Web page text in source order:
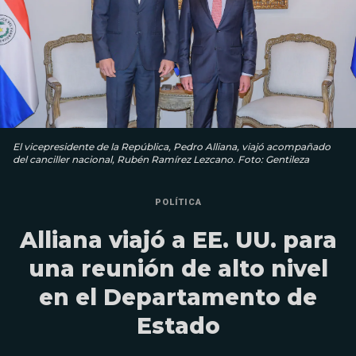
El vicepresidente de la República, Pedro Alliana, viajó acompañado
del canciller nacional, Rubén Ramírez Lezcano. Foto: Gentileza
POLÍTICA
Alliana viajó a EE. UU. para
una reunión de alto nivel
en el Departamento de
Estado